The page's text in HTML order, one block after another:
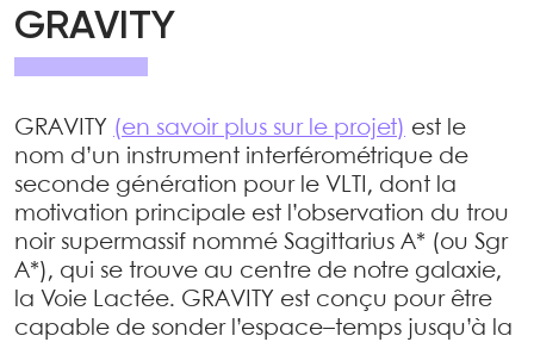
GRAVITY
GRAVITY (en savoir plus sur le projet) est le
nom d’un instrument interférométrique de
seconde génération pour le VLTI, dont la
motivation principale est l’observation du trou
noir supermassif nommé Sagittarius A* (ou Sgr
A*), qui se trouve au centre de notre galaxie,
la Voie Lactée. GRAVITY est conçu pour être
capable de sonder l’espace–temps jusqu’à la